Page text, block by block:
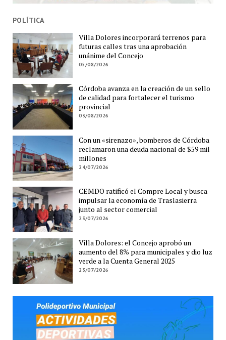
POLÍTICA
Villa Dolores incorporará terrenos para
futuras calles tras una aprobación
unánime del Concejo
05/08/2026
Córdoba avanza en la creación de un sello
de calidad para fortalecer el turismo
provincial
03/08/2026
Con un «sirenazo», bomberos de Córdoba
reclamaron una deuda nacional de $59 mil
millones
24/07/2026
CEMDO ratificó el Compre Local y busca
impulsar la economía de Traslasierra
junto al sector comercial
23/07/2026
Villa Dolores: el Concejo aprobó un
aumento del 8% para municipales y dio luz
verde a la Cuenta General 2025
23/07/2026